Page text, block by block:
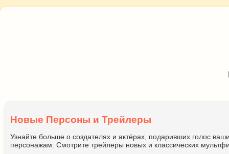
Новые Персоны и Трейлеры
Узнайте больше о создателях и актёрах, подаривших голос
персонажам. Смотрите трейлеры новых и классических